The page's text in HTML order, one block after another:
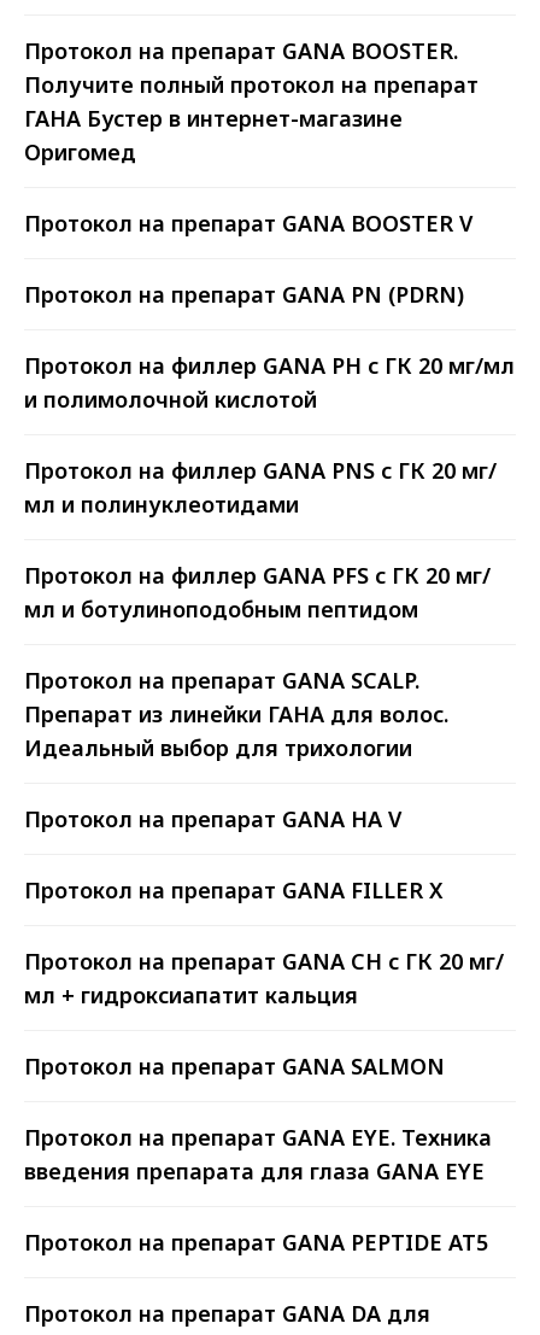
Протокол на препарат GANA BOOSTER.
Получите полный протокол на препарат
ГАНА Бустер в интернет-магазине
Оригомед
Протокол на препарат GANA BOOSTER V
Протокол на препарат GANA PN (PDRN)
Протокол на филлер GANA PH с ГК 20 мг/мл
и полимолочной кислотой
Протокол на филлер GANA PNS с ГК 20 мг/
мл и полинуклеотидами
Протокол на филлер GANA PFS с ГК 20 мг/
мл и ботулиноподобным пептидом
Протокол на препарат GANA SCALP.
Препарат из линейки ГАНА для волос.
Идеальный выбор для трихологии
Протокол на препарат GANA HA V
Протокол на препарат GANA FILLER X
Протокол на препарат GANA CH с ГК 20 мг/
мл + гидроксиапатит кальция
Протокол на препарат GANA SALMON
Протокол на препарат GANA EYE. Техника
введения препарата для глаза GANA EYE
Протокол на препарат GANA PEPTIDE AT5
Протокол на препарат GANA DA для
Мы на рынке с 2014 года. За это
время мы получили колоссальный
становимся лучше для вас.
РЕГИСТРАЦИОННОЕ
УДОСТОВЕРЕНИЕ
приобретаете у нас,
ЛУЧШИЕ ЦЕНЫ
Лучшее предложение на
ассортимента (более 248 позиций),
900+ КЛИЕНТОВ-КЛИНИК
доверяют более 900 клиник и
косметологических центров.